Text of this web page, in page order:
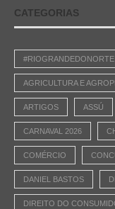
CATEGORIAS
#RIOGRANDEDONORTE
AGRICULTURA E
ARTIGOS ASSÚ
CARNAVAL 2026
COMÉRCIO
DANIEL BASTOS
DIREITO DO